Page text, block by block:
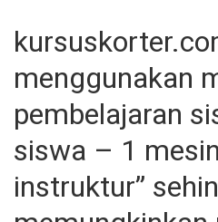
menggunakan
pembelajaran
siswa – 1
instruktur”